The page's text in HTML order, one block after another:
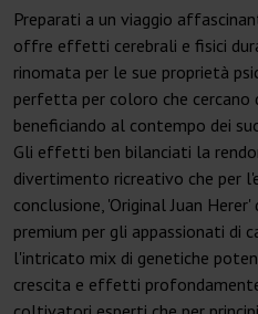
Preparati a un viaggio
offre effetti cerebrali e fisici
rinomata per le sue proprietà
perfetta per coloro che
beneficiando al contempo dei
Gli effetti ben bilanciati la
divertimento ricreativo che per
conclusione, 'Original Juan
premium per gli appassionati di
l'intricato mix di genetiche
crescita e effetti